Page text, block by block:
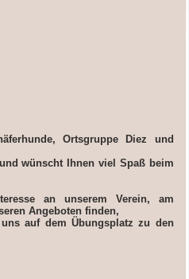
Ortsgruppe Diez und
wünscht Ihnen viel Spaß beim
an unserem Verein, am
Angeboten finden,
auf dem Übungsplatz zu den